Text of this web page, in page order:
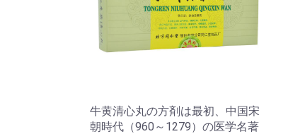
牛黄清心丸の方剤は最初、中国宋
朝時代（960～1279）の医学名著